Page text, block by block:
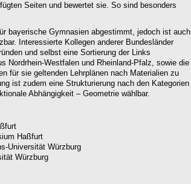
Seiten und bewertet sie. So sind besonders
bayerische Gymnasien abgestimmt, jedoch ist auch
Interessierte Kollegen anderer Bundesländer
und selbst eine Sortierung der Links
Nordrhein-Westfalen und Rheinland-Pfalz, sowie die
für sie geltenden Lehrplänen nach Materialien zu
ist zudem eine Strukturierung nach den Kategorien
Abhängigkeit – Geometrie wählbar.
Haßfurt
Universität Würzburg
Würzburg